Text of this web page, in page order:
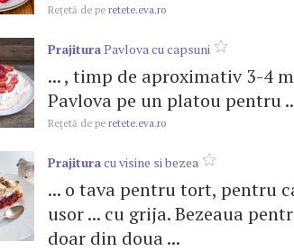
Reţetă de pe retete.eva.ro
PrajituraPavlova cu capsuni
... , timp de aproximativ 3-4
Pavlova pe un platou pentru
Reţetă de pe retete.eva.ro
Prajituracu visine si bezea
... o tava pentru tort, pentru
usor ... cu grija. Bezeaua
doar din doua ...